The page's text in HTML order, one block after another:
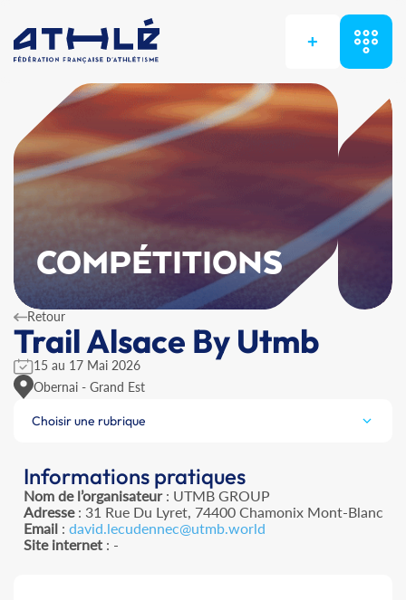
+
COMPÉTITIONS
Retour
Trail Alsace By Utmb
15 au 17 Mai 2026
Obernai - Grand Est
Choisir une rubrique
Informations pratiques
Nom de l’organisateur: UTMB GROUP
Adresse: 31 Rue Du Lyret, 74400 Chamonix Mont-Blanc
Email: david.lecudennec@utmb.world
Site internet: -